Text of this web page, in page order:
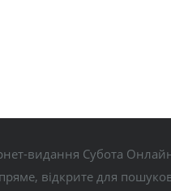
видання Субота
відкрите для